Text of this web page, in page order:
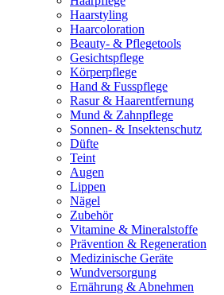
Haarstyling
Haarcoloration
Beauty- & Pflegetools
Gesichtspflege
Körperpflege
Hand & Fusspflege
Rasur & Haarentfernung
Mund & Zahnpflege
Sonnen- & Insektenschutz
Düfte
Teint
Augen
Lippen
Nägel
Zubehör
Vitamine & Mineralstoffe
Prävention & Regeneration
Medizinische Geräte
Wundversorgung
Ernährung & Abnehmen